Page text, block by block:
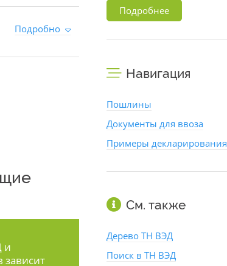
Подробно
и
Подробнее
Навигация
Пошлины
Документы для ввоза
Примеры декларирования
См. также
Дерево ТН ВЭД
Поиск в ТН ВЭД